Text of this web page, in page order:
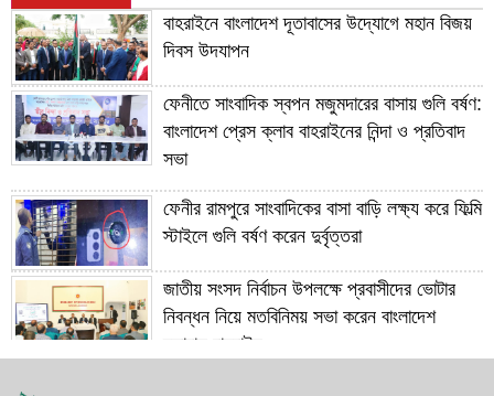
বাহরাইনে বাংলাদেশ দূতাবাসের উদ্যোগে মহান বিজয়
দিবস উদযাপন
ফেনীতে সাংবাদিক স্বপন মজুমদারের বাসায় গুলি বর্ষণ:
বাংলাদেশ প্রেস ক্লাব বাহরাইনের নিন্দা ও প্রতিবাদ
সভা
ফেনীর রামপুরে সাংবাদিকের বাসা বাড়ি লক্ষ্য করে ফিল্মি
স্টাইলে গুলি বর্ষণ করেন দুর্বৃত্তরা
জাতীয় সংসদ নির্বাচন উপলক্ষে প্রবাসীদের ভোটার
নিবন্ধন নিয়ে মতবিনিময় সভা করেন বাংলাদেশ
দূতাবাস বাহরাইন